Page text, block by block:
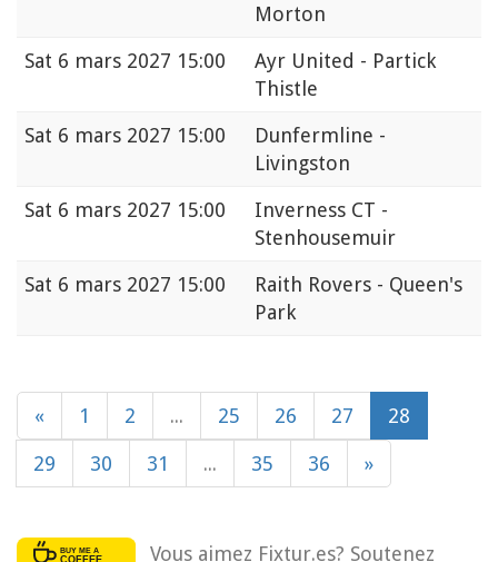
Morton
Sat 6 mars 2027 15:00
Ayr United - Partick
Thistle
Sat 6 mars 2027 15:00
Dunfermline -
Livingston
Sat 6 mars 2027 15:00
Inverness CT -
Stenhousemuir
Sat 6 mars 2027 15:00
Raith Rovers - Queen's
Park
« 1 2 ... 25 26 27 28
29 30 31 ... 35 36 »
Vous aimez Fixtur.es? Soutenez